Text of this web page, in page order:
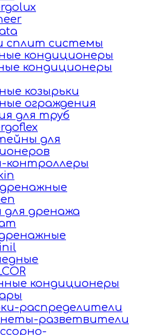
сплит системы
кондиционеры
кондиционеры
козырьки
ограждения
для труб
для
контроллеры
дренажа
кондиционеры
распределители
разветвители